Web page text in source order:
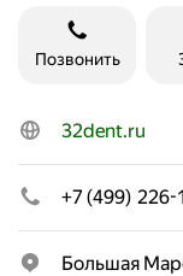
Позвонить
32dent.ru
+7 (499) 226-
Большая